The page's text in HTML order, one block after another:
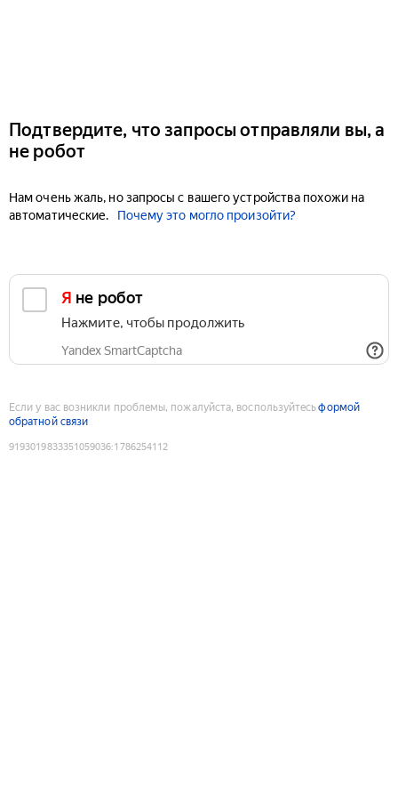
Подтвердите, что запросы отправляли вы, а
не робот
Нам очень жаль, но запросы с вашего устройства похожи на
автоматические.
Почему это могло произойти?
Я не робот
Нажмите, чтобы продолжить
Yandex SmartCaptcha
Если у вас возникли проблемы, пожалуйста, воспользуйтесьформой
обратной связи
9193019833351059036:1786254112